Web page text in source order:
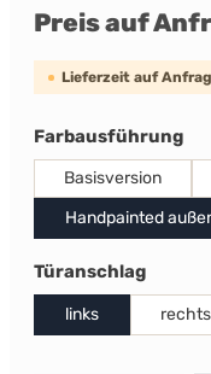
Preis auf
Lieferzeit auf
Farbausführung
Basisversion
Handpainted
Türanschlag
links rechts